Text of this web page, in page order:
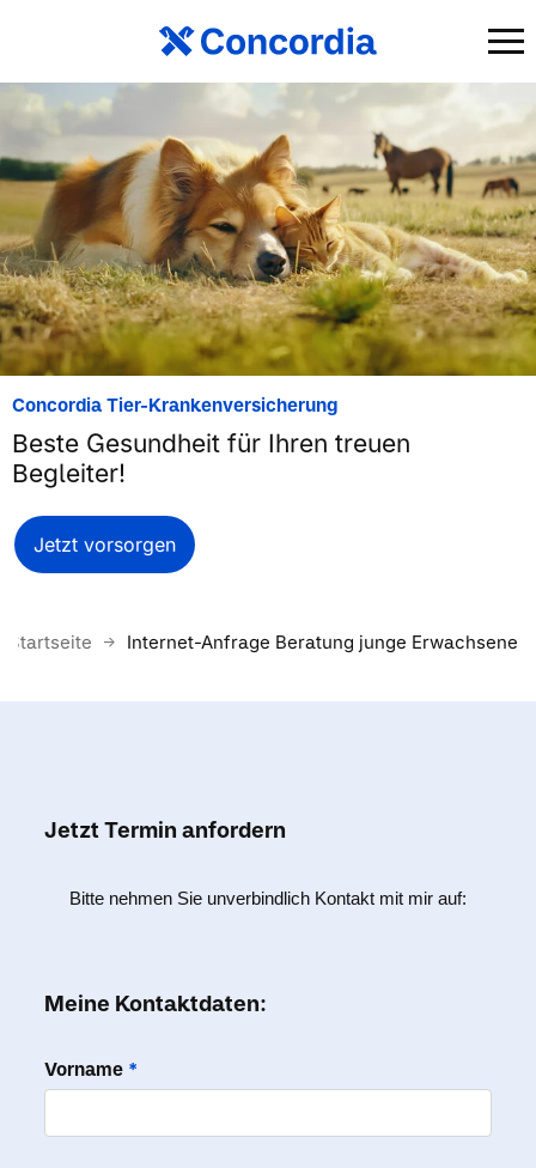
Concordia Tier-Krankenversicherung
Beste Gesundheit für Ihren treuen
Begleiter!
Jetzt vorsorgen
Startseite Internet-Anfrage Beratung junge Erwachsene
Jetzt Termin anfordern
Bitte nehmen Sie unverbindlich Kontakt mit mir auf:
Meine Kontaktdaten:
Vorname *